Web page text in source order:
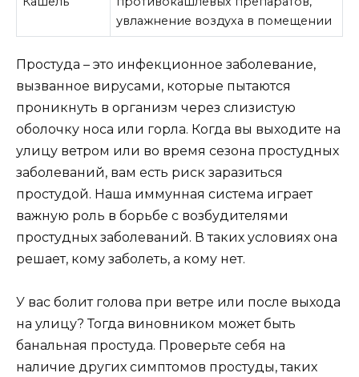
увлажнение воздуха в помещении
Простуда – это инфекционное заболевание,
вызванное вирусами, которые пытаются
проникнуть в организм через слизистую
оболочку носа или горла. Когда вы выходите на
улицу ветром или во время сезона простудных
заболеваний, вам есть риск заразиться
простудой. Наша иммунная система играет
важную роль в борьбе с возбудителями
простудных заболеваний. В таких условиях она
решает, кому заболеть, а кому нет.
У вас болит голова при ветре или после выхода
на улицу? Тогда виновником может быть
банальная простуда. Проверьте себя на
наличие других симптомов простуды, таких